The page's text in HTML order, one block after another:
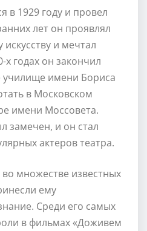
в 1929 году и провел
лет он проявлял
искусству и мечтал
х годах он закончил
училище имени Бориса
в Московском
имени Моссовета.
замечен, и он стал
актеров театра.
множестве известных
ему
Среди его самых
в фильмах «Доживем